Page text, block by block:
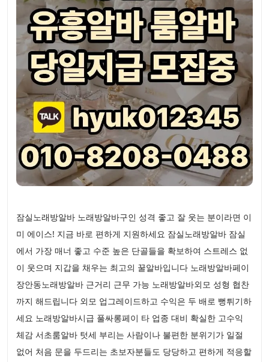
잠실노래방알바 노래방알바구인 성격 좋고 잘 웃는 분이라면 이
미 에이스! 지금 바로 편하게 지원하세요 잠실노래방알바 잠실
에서 가장 매너 좋고 수준 높은 단골들을 확보하여 스트레스 없
이 웃으며 지갑을 채우는 최고의 꿀알바입니다 노래방알바페이
장안동노래방알바 근거리 근무 가능 노래방알바외모 성형 협찬
까지 해드립니다 외모 업그레이드하고 수익은 두 배로 뻥튀기하
세요 노래방알바시급 풀싸롱페이 타 업종 대비 확실한 고수익
체감 서초룸알바 텃세 부리는 사람이나 불편한 분위기가 일절
없어 처음 문을 두드리는 초보자분들도 당당하고 편하게 적응할